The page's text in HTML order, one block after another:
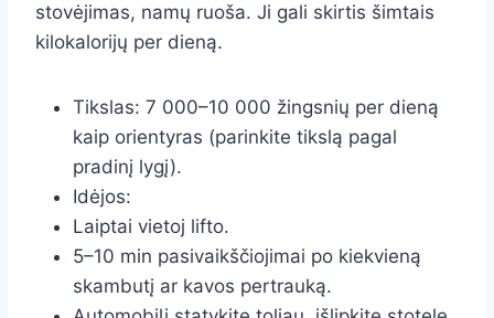
stovėjimas, namų ruoša. Ji gali skirtis šimtais
kilokalorijų per dieną.
Tikslas: 7 000–10 000 žingsnių per dieną
kaip orientyras (parinkite tikslą pagal
pradinį lygį).
Idėjos:
Laiptai vietoj lifto.
5–10 min pasivaikščiojimai po kiekvieną
skambutį ar kavos pertrauką.